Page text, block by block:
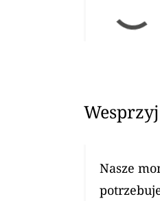
Nasze